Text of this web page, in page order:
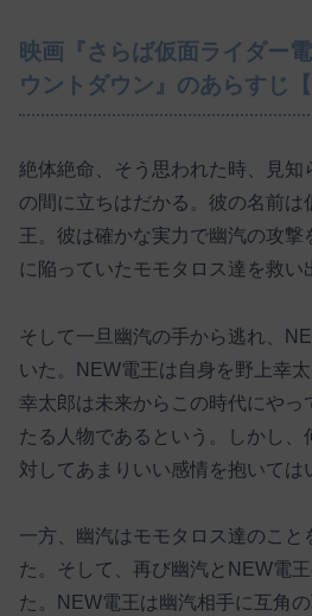
映画『さらば仮面ライダー
ウントダウン』のあらすじ【
絶体絶命、そう思われた時、見知
の間に立ちはだかる。彼の名前は
王。彼は確かな実力で幽汽の攻撃
に陥っていたモモタロス達を救い
そして一旦幽汽の手から逃れ、
いた。NEW電王は自身を野上幸
幸太郎は未来からこの時代にやっ
たる人物であるという。しかし、
対してあまりいい感情を抱いては
一方、幽汽はモモタロス達のこと
た。そして、再び幽汽とNEW電
た。NEW電王は幽汽相手に互角